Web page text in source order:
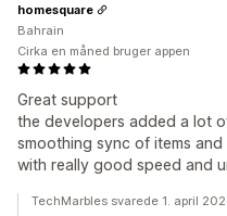
Great support
the developers added a lot
smoothing sync of items
with really good speed and
homesquare
Bahrain
Cirka en måned bruger appen
TechMarbles svarede 1. april